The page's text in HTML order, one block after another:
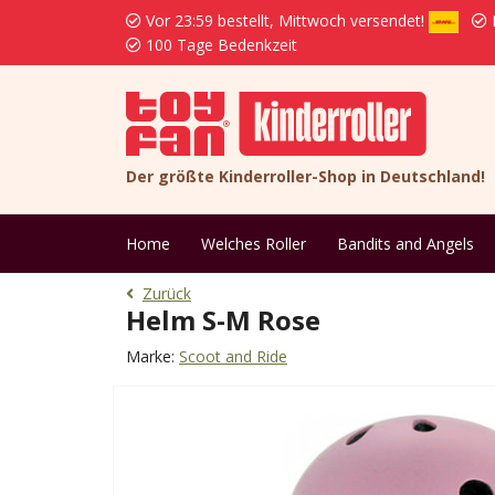
Vor 23:59 bestellt, Mittwoch versendet!
100 Tage Bedenkzeit
Der größte Kinderroller-Shop in Deutschland!
Home Welches Roller Bandits and Angels
Zurück
Helm S-M Rose
Marke: Scoot and Ride